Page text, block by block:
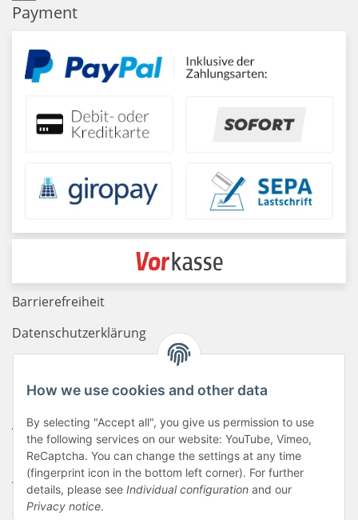
How we use cookies and other data
By selecting "Accept all", you give us permission to use
the following services on our website: YouTube, Vimeo,
ReCaptcha. You can change the settings at any time
(fingerprint icon in the bottom left corner). For further
details, please see Individual configuration and our
Privacy notice.
Payment
Barrierefreiheit
Datenschutzerklärung
Newsletter
AGB
Kontakt
Widerrufsrecht